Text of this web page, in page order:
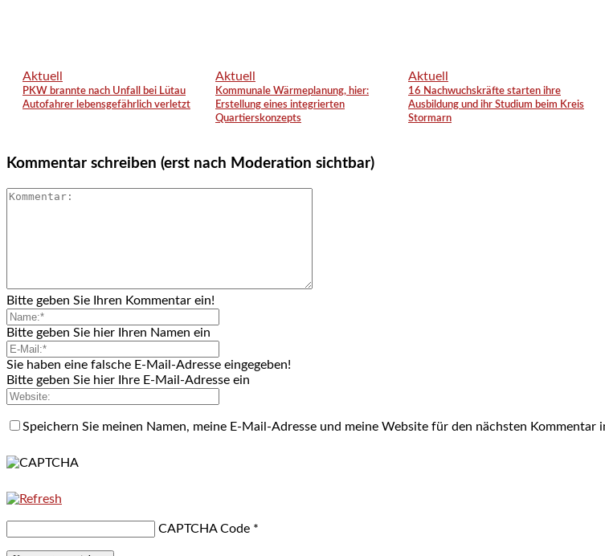
Aktuell
PKW brannte nach Unfall bei Lütau
Autofahrer lebensgefährlich verletzt
Aktuell
Kommunale Wärmeplanung, hier:
Erstellung eines integrierten
Quartierskonzepts
Aktuell
16 Nachwuchskräfte starten ihre
Ausbildung und ihr Studium beim Kreis
Stormarn
Kommentar schreiben (erst nach Moderation sichtbar)
Bitte geben Sie Ihren Kommentar ein!
Bitte geben Sie hier Ihren Namen ein
Sie haben eine falsche E-Mail-Adresse eingegeben!
Bitte geben Sie hier Ihre E-Mail-Adresse ein
Speichern Sie meinen Namen, meine E-Mail-Adresse und meine Website für den nächsten Kommentar
CAPTCHA Code *